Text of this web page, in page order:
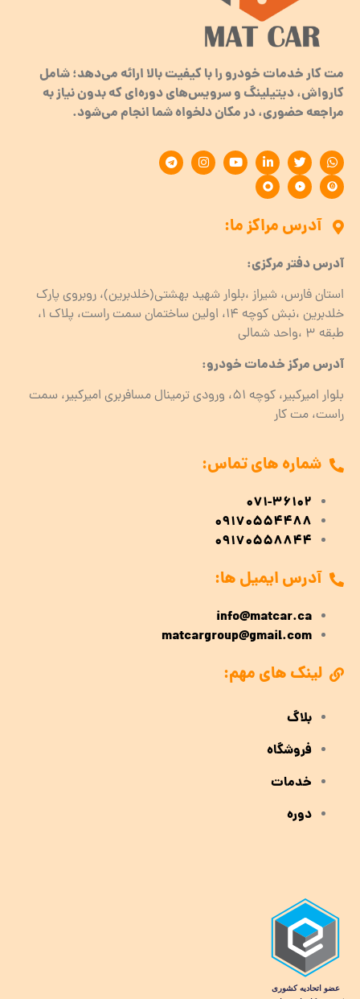
مت کار خدمات خودرو را با کیفیت بالا ارائه می‌دهد؛ شامل
کارواش، دیتیلینگ و سرویس‌های دوره‌ای که بدون نیاز به
مراجعه حضوری، در مکان دلخواه شما انجام می‌شود.
آدرس مراکز ما:
آدرس دفتر مرکزی:
استان فارس، شیراز ،بلوار شهید بهشتی(خلدبرین)، روبروی پارک
خلدبرین ،نبش کوچه ۱۴، اولین ساختمان سمت راست، پلاک 1،
طبقه ۳ ،واحد شمالی
آدرس مرکز خدمات خودرو:
بلوار امیرکبیر، کوچه 51، ورودی ترمینال مسافربری امیرکبیر، سمت
راست، مت کار
شماره های تماس:
071-36102
09170554488
09170558844
آدرس ایمیل ها:
info@matcar.ca
matcargroup@gmail.com
لینک های مهم:
بلاگ
فروشگاه
خدمات
دوره